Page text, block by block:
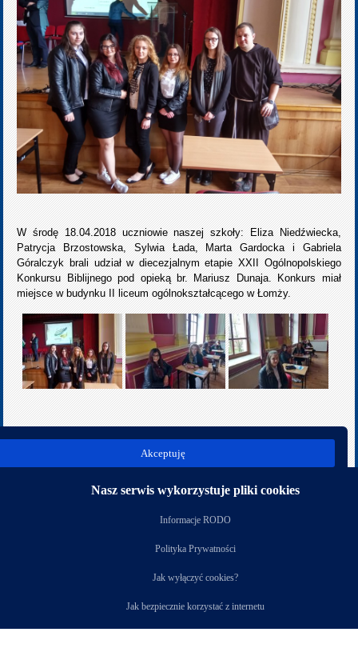
W środę 18.04.2018 uczniowie naszej szkoły: Eliza Niedźwiecka,
Patrycja Brzostowska, Sylwia Łada, Marta Gardocka i Gabriela
Góralczyk brali udział w diecezjalnym etapie XXII Ogólnopolskiego
Konkursu Biblijnego pod opieką br. Mariusz Dunaja. Konkurs miał
miejsce w budynku II liceum ogólnokształcącego w Łomży.
poprz.
Akceptuję
Nasz serwis wykorzystuje pliki cookies
Informacje RODO
Polityka Prywatności
Jak wyłączyć cookies?
Jak bezpiecznie korzystać z internetu